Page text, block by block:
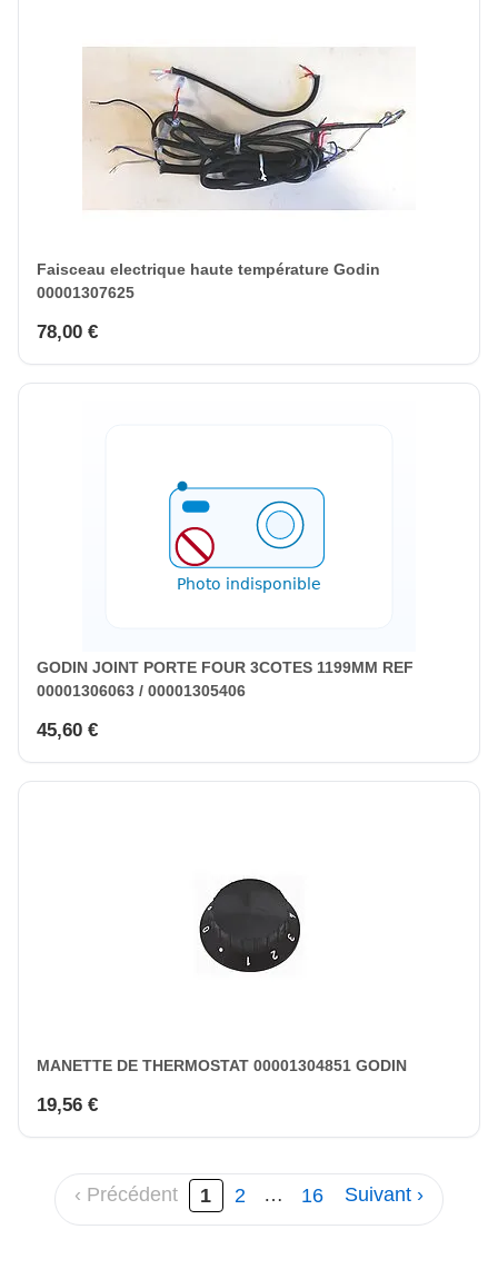
Faisceau electrique haute température Godin
00001307625
78,00 €
GODIN JOINT PORTE FOUR 3COTES 1199MM REF
00001306063 / 00001305406
45,60 €
MANETTE DE THERMOSTAT 00001304851 GODIN
19,56 €
‹ Précédent 1 2 … 16 Suivant ›